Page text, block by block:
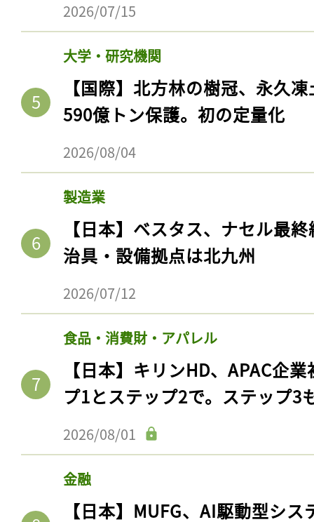
2026/07/15
大学・研究機関
【国際】北方林の樹冠、永久
590億トン保護。初の定量化
2026/08/04
製造業
【日本】ベスタス、ナセル最
治具・設備拠点は北九州
2026/07/12
食品・消費財・アパレル
【日本】キリンHD、APAC企
プ1とステップ2で。ステップ3
2026/08/01
金融
【日本】MUFG、AI駆動型シ